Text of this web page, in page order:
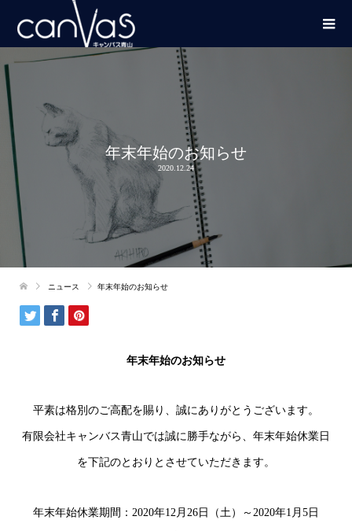
年末年始のお知らせ
2020.12.24
ニュース 年末年始のお知らせ
年末年始のお知らせ
平素は格別のご高配を賜り、誠にありがとうございます。
有限会社キャンバス青山では誠に勝手ながら、年末年始休業日
を下記のとおりとさせていただきます。
年末年始休業期間：2020年12月26日（土）～2020年1月5日